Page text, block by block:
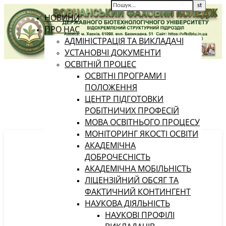
НОВИНИ
ПРО НАС
АДМІНІСТРАЦІЯ ТА ВИКЛАДАЧІ
УСТАНОВЧІ ДОКУМЕНТИ
ОСВІТНІЙ ПРОЦЕС
ОСВІТНІ ПРОГРАМИ І
ПОЛОЖЕННЯ
ЦЕНТР ПІДГОТОВКИ
РОБІТНИЧИХ ПРОФЕСІЙ
МОВА ОСВІТНЬОГО ПРОЦЕСУ
МОНІТОРИНГ ЯКОСТІ ОСВІТИ
АКАДЕМІЧНА
ДОБРОЧЕСНІСТЬ
АКАДЕМІЧНА МОБІЛЬНІСТЬ
ЛІЦЕНЗІЙНИЙ ОБСЯГ ТА
ФАКТИЧНИЙ КОНТИНГЕНТ
НАУКОВА ДІЯЛЬНІСТЬ
НАУКОВІ ПРОФІЛІ